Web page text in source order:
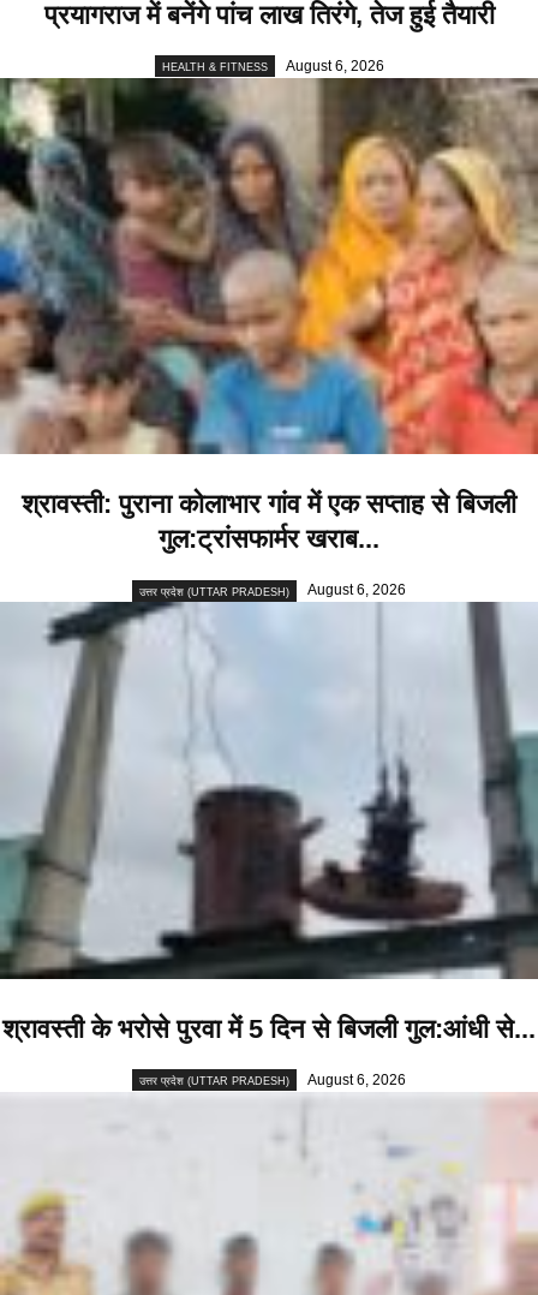
प्रयागराज में बनेंगे पांच लाख तिरंगे, तेज हुई तैयारी
HEALTH & FITNESS August 6, 2026
श्रावस्ती: पुराना कोलाभार गांव में एक सप्ताह से बिजली
गुल:ट्रांसफार्मर खराब...
उत्तर प्रदेश (UTTAR PRADESH) August 6, 2026
श्रावस्ती के भरोसे पुरवा में 5 दिन से बिजली गुल:आंधी से...
उत्तर प्रदेश (UTTAR PRADESH) August 6, 2026